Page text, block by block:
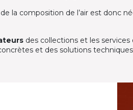
composition de l’air est donc
des collections et les
et des solutions techniques